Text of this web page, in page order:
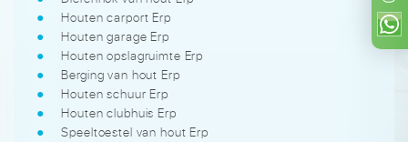
Houten carport Erp
Houten garage Erp
Houten opslagruimte Erp
Berging van hout Erp
Houten schuur Erp
Houten clubhuis Erp
Speeltoestel van hout Erp